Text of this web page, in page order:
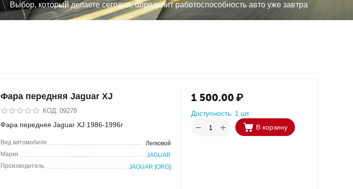
Выбор, который делаете сегодня, определит работоспособность авто уже завтра
Фара передняя Jaguar XJ
КОД: 09278
Фара передняя Jaguar XJ 1986-1996г
Вид автомобиля
Легковой
Марки
JAGUAR
Производитель
JAGUAR [ORG]
1 500.00 ₽
Доступность: 1 шт.
+
− В корзину